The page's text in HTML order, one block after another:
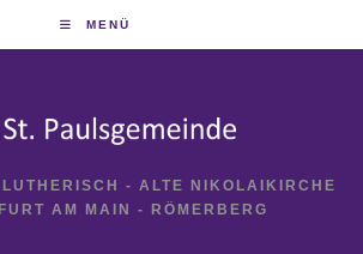
MENÜ
- ALTE NIKOLAIKIRCHE
AM MAIN - RÖMERBERG